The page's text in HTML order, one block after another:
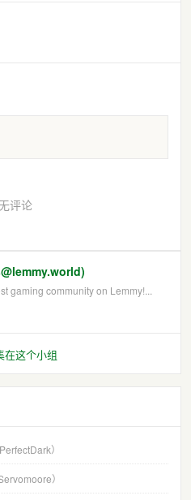
评论
gaming community on Lemmy!...
在这个小组
PerfectDark）
Servomoore）